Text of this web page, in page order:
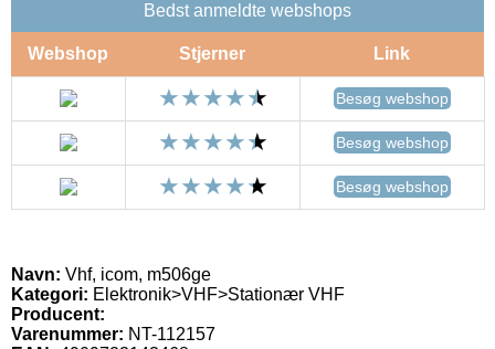
Bedst anmeldte webshops
Webshop Stjerner Link
Besøg webshop
Besøg webshop
Besøg webshop
Navn: Vhf, icom, m506ge
Kategori: Elektronik>VHF>Stationær VHF
Producent:
Varenummer: NT-112157